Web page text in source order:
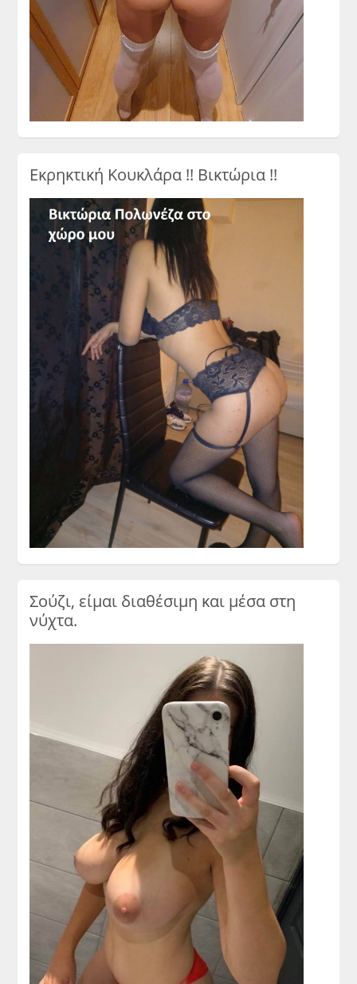
Εκρηκτική Κουκλάρα !! Βικτώρια !!
Σούζι, είμαι διαθέσιμη και μέσα στη
νύχτα.